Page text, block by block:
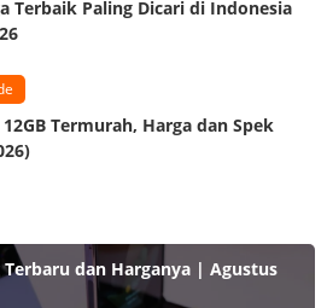
Terbaik Paling Dicari di Indonesia
12GB Termurah, Harga dan Spek
Terbaru dan Harganya | Agustus